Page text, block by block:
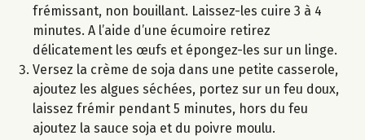
frémissant, non bouillant. Laissez-les cuire 3 à 4
minutes. A l’aide d’une écumoire retirez
délicatement les œufs et épongez-les sur un linge.
Versez la crème de soja dans une petite casserole,
ajoutez les algues séchées, portez sur un feu doux,
laissez frémir pendant 5 minutes, hors du feu
ajoutez la sauce soja et du poivre moulu.